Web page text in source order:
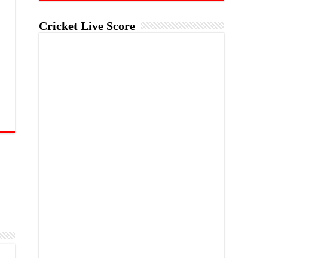
Cricket Live Score